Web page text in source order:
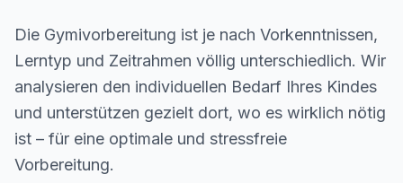
Die Gymivorbereitung ist je nach Vorkenntnissen,
Lerntyp und Zeitrahmen völlig unterschiedlich. Wir
analysieren den individuellen Bedarf Ihres Kindes
und unterstützen gezielt dort, wo es wirklich nötig
ist – für eine optimale und stressfreie
Vorbereitung.